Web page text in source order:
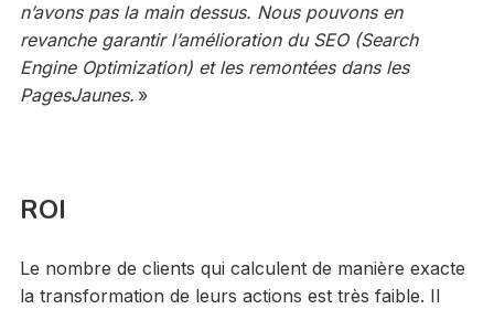
n’avons pas la main dessus. Nous pouvons en
revanche garantir l’amélioration du SEO (Search
Engine Optimization) et les remontées dans les
PagesJaunes. »
ROI
Le nombre de clients qui calculent de manière exacte
la transformation de leurs actions est très faible. Il